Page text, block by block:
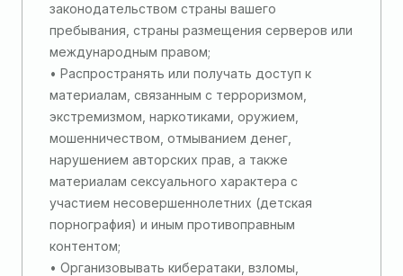
законодательством страны вашего
пребывания, страны размещения серверов или
международным правом;
• Распространять или получать доступ к
материалам, связанным с терроризмом,
экстремизмом, наркотиками, оружием,
мошенничеством, отмыванием денег,
нарушением авторских прав, а также
материалам сексуального характера с
участием несовершеннолетних (детская
порнография) и иным противоправным
контентом;
• Организовывать кибератаки, взломы,